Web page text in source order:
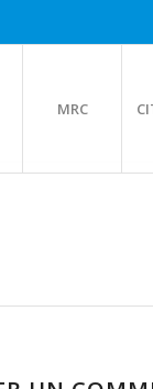
MRC